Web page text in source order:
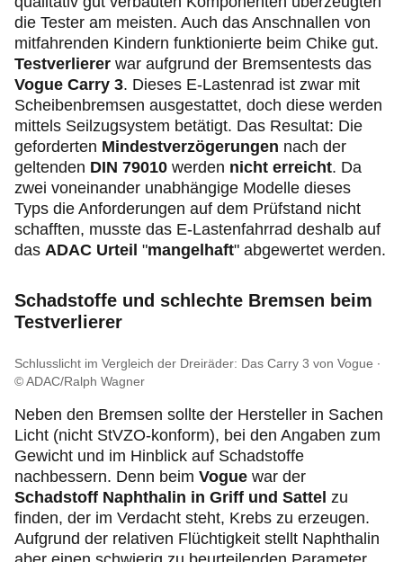
die Tester am meisten. Auch das Anschnallen von
mitfahrenden Kindern funktionierte beim Chike gut.
Testverlierer war aufgrund der Bremsentests das
Vogue Carry 3. Dieses E-Lastenrad ist zwar mit
Scheibenbremsen ausgestattet, doch diese werden
mittels Seilzugsystem betätigt. Das Resultat: Die
geforderten Mindestverzögerungen nach der
geltenden DIN 79010 werden nicht erreicht. Da
zwei voneinander unabhängige Modelle dieses
Typs die Anforderungen auf dem Prüfstand nicht
schafften, musste das E-Lastenfahrrad deshalb auf
das ADAC Urteil "mangelhaft" abgewertet werden.
Schadstoffe und schlechte Bremsen beim
Testverlierer
Schlusslicht im Vergleich der Dreiräder: Das Carry 3 von Vogue
© ADAC/Ralph Wagner
Neben den Bremsen sollte der Hersteller in Sachen
Licht (nicht StVZO-konform), bei den Angaben zum
Gewicht und im Hinblick auf Schadstoffe
nachbessern. Denn beim Vogue war der
Schadstoff Naphthalin in Griff und Sattel zu
finden, der im Verdacht steht, Krebs zu erzeugen.
Aufgrund der relativen Flüchtigkeit stellt Naphthalin